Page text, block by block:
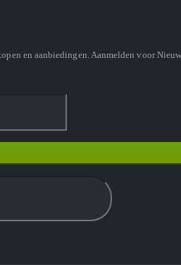
en aanbiedingen. Aanmelden voor